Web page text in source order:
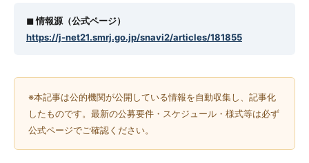
◼︎ 情報源（公式ページ）
https://j-net21.smrj.go.jp/snavi2/articles/181855
※本記事は公的機関が公開している情報を自動収集し、記事化
したものです。最新の公募要件・スケジュール・様式等は必ず
公式ページでご確認ください。